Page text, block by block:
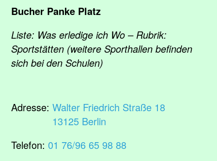
Bucher Panke Platz
Liste: Was erledige ich Wo – Rubrik:
Sportstätten (weitere Sporthallen befinden
sich bei den Schulen)
Adresse: Walter Friedrich Straße 18
13125 Berlin
Telefon: 01 76/96 65 98 88